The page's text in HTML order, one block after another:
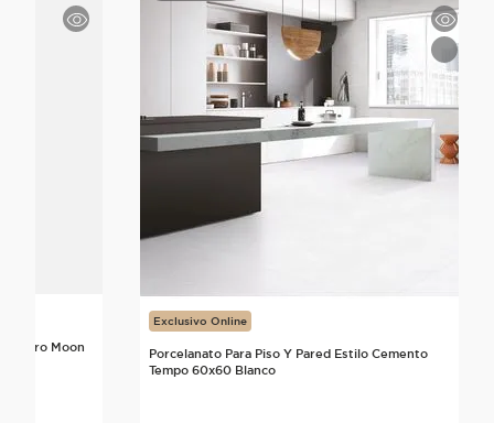
Neutro Moon
Exclusivo Online
Porcelanato Para Piso Y Pared Estilo Cemento
Tempo 60x60 Blanco